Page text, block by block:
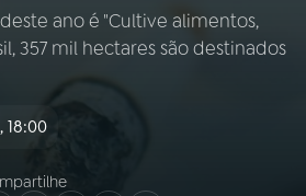
ano é "Cultive alimentos,
357 mil hectares são destinados
18:00